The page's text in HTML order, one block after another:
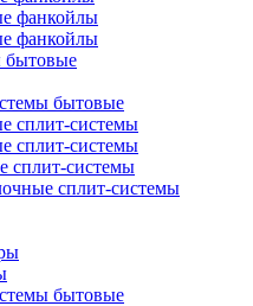
фанкойлы
фанкойлы
бытовые
бытовые
сплит-системы
сплит-системы
сплит-системы
сплит-системы
бытовые